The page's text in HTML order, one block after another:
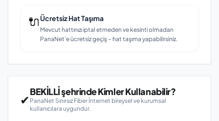
🔌Ücretsiz Hat Taşıma
Mevcut hattınızı iptal etmeden ve kesinti olmadan
PanaNet'e ücretsiz geçiş – hat taşıma yapabilirsiniz.
✔
BEKİLLİ şehrinde Kimler Kullanabilir?
PanaNet Sınırsız Fiber İnternet bireysel ve kurumsal
kullanıcılara uygundur.